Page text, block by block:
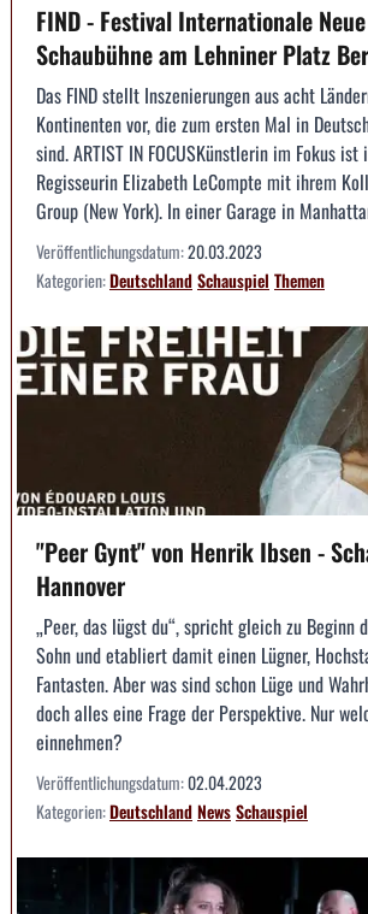
FIND - Festival Internationale
Schaubühne am Lehniner Platz
Das FIND stellt Inszenierungen aus acht
Kontinenten vor, die zum ersten Mal in
sind. ARTIST IN FOCUSKünstlerin im Fokus
Regisseurin Elizabeth LeCompte mit ihrem
Group (New York). In einer Garage in
Veröffentlichungsdatum:20.03.2023
Kategorien:DeutschlandSchauspiel Themen
"Peer Gynt" von Henrik Ibsen -
Hannover
„Peer, das lügst du“, spricht gleich zu Beginn
Sohn und etabliert damit einen Lügner,
Fantasten. Aber was sind schon Lüge und
doch alles eine Frage der Perspektive. Nur
einnehmen?
Veröffentlichungsdatum:02.04.2023
Kategorien:DeutschlandNewsSchauspiel